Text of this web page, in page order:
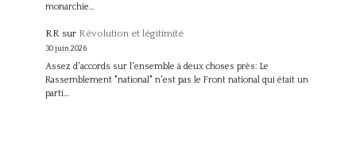
monarchie…
RR sur Révolution et légitimité
30 juin 2026
Assez d'accords sur l'ensemble à deux choses près: Le
Rassemblement "national" n'est pas le Front national qui était un
parti…